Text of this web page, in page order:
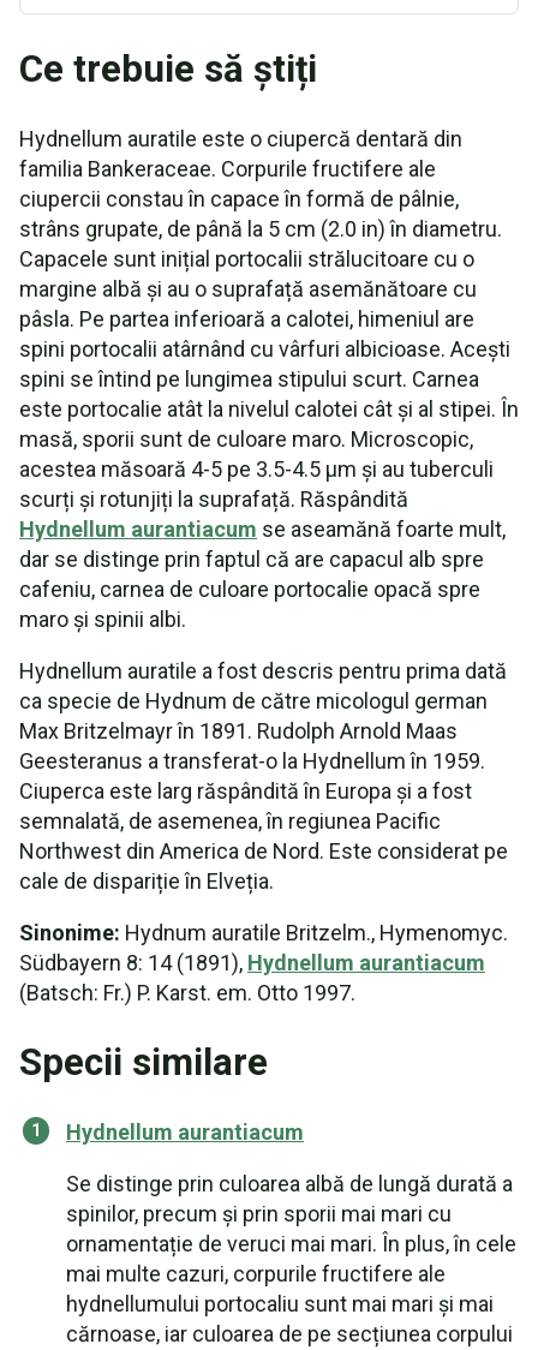
Ce trebuie să știți
Hydnellum auratile este o ciupercă dentară din
familia Bankeraceae. Corpurile fructifere ale
ciupercii constau în capace în formă de pâlnie,
strâns grupate, de până la 5 cm (2.0 in) în diametru.
Capacele sunt inițial portocalii strălucitoare cu o
margine albă și au o suprafață asemănătoare cu
pâsla. Pe partea inferioară a calotei, himeniul are
spini portocalii atârnând cu vârfuri albicioase. Acești
spini se întind pe lungimea stipului scurt. Carnea
este portocalie atât la nivelul calotei cât și al stipei. În
masă, sporii sunt de culoare maro. Microscopic,
acestea măsoară 4-5 pe 3.5-4.5 µm și au tuberculi
scurți și rotunjiți la suprafață. Răspândită
Hydnellum aurantiacum se aseamănă foarte mult,
dar se distinge prin faptul că are capacul alb spre
cafeniu, carnea de culoare portocalie opacă spre
maro și spinii albi.
Hydnellum auratile a fost descris pentru prima dată
ca specie de Hydnum de către micologul german
Max Britzelmayr în 1891. Rudolph Arnold Maas
Geesteranus a transferat-o la Hydnellum în 1959.
Ciuperca este larg răspândită în Europa și a fost
semnalată, de asemenea, în regiunea Pacific
Northwest din America de Nord. Este considerat pe
cale de dispariție în Elveția.
Sinonime: Hydnum auratile Britzelm., Hymenomyc.
Südbayern 8: 14 (1891), Hydnellum aurantiacum
(Batsch: Fr.) P. Karst. em. Otto 1997.
Specii similare
Hydnellum aurantiacum
Se distinge prin culoarea albă de lungă durată a
spinilor, precum și prin sporii mai mari cu
ornamentație de veruci mai mari. În plus, în cele
mai multe cazuri, corpurile fructifere ale
hydnellumului portocaliu sunt mai mari și mai
cărnoase, iar culoarea de pe secțiunea corpului